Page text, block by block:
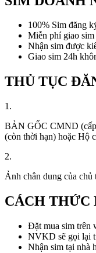
100% Sim đăng
Miễn phí giao sim
Nhận sim được
Giao sim 24h
THỦ TỤC
1.
BẢN GỐC CMND (cấp
(còn thời hạn) hoặc Hộ
2.
Ảnh chân dung của chủ
CÁCH THỨC
Đặt mua sim trên
NVKD sẽ gọi lại
Nhận sim tại nhà